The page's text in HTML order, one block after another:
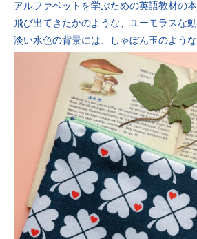
アルファベットを学ぶための英語教材の
飛び出てきたかのような、ユーモラスな動
淡い水色の背景には、しゃぼん玉のよう